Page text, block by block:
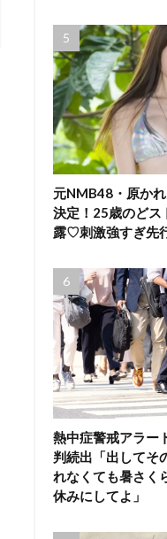
元NMB48・原か
決定！25歳のどス
露♡刺激強すぎ先
熱中症警戒アラー
判続出「出してそ
れなくても暑さく
休みにしてよ」